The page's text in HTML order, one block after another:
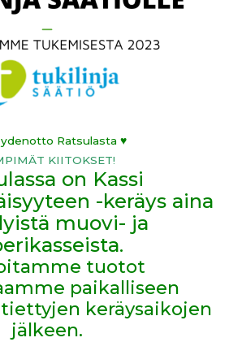
Ratsulasta ♥
KIITOKSET!
on Kassi
-keräys aina
muovi- ja
tuotot
paikalliseen
keräysaikojen
jälkeen.